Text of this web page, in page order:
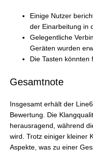
Einige Nutzer
der Einarbeitung in
Gelegentliche
Geräten wurden
Die Tasten
Gesamtnote
Insgesamt erhält der
Bewertung. Die
herausragend, während
wird. Trotz einiger kleiner
Aspekte, was zu einer